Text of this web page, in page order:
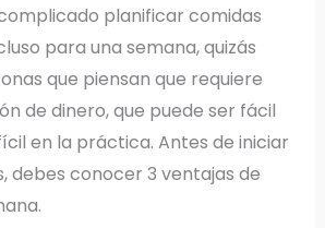
planificar comidas
para una semana, quizás
que piensan que requiere
de dinero, que puede ser fácil
en la práctica. Antes de iniciar
debes conocer 3 ventajas de